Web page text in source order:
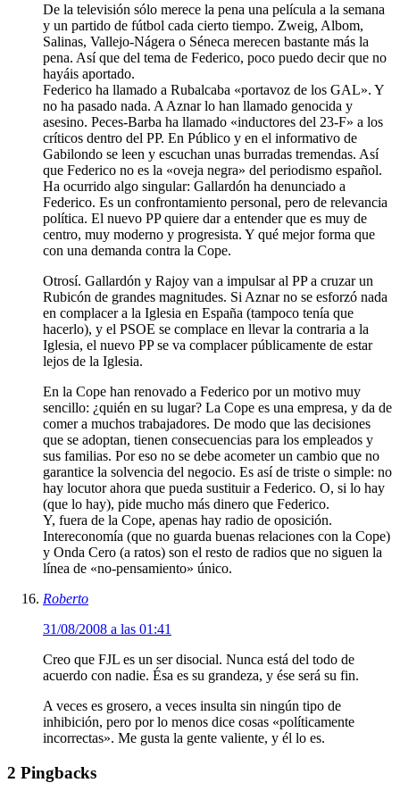
De la televisión sólo merece la pena una película a la semana
y un partido de fútbol cada cierto tiempo. Zweig, Albom,
Salinas, Vallejo-Nágera o Séneca merecen bastante más la
pena. Así que del tema de Federico, poco puedo decir que no
hayáis aportado.
Federico ha llamado a Rubalcaba «portavoz de los GAL». Y
no ha pasado nada. A Aznar lo han llamado genocida y
asesino. Peces-Barba ha llamado «inductores del 23-F» a los
críticos dentro del PP. En Público y en el informativo de
Gabilondo se leen y escuchan unas burradas tremendas. Así
que Federico no es la «oveja negra» del periodismo español.
Ha ocurrido algo singular: Gallardón ha denunciado a
Federico. Es un confrontamiento personal, pero de relevancia
política. El nuevo PP quiere dar a entender que es muy de
centro, muy moderno y progresista. Y qué mejor forma que
con una demanda contra la Cope.
Otrosí. Gallardón y Rajoy van a impulsar al PP a cruzar un
Rubicón de grandes magnitudes. Si Aznar no se esforzó nada
en complacer a la Iglesia en España (tampoco tenía que
hacerlo), y el PSOE se complace en llevar la contraria a la
Iglesia, el nuevo PP se va complacer públicamente de estar
lejos de la Iglesia.
En la Cope han renovado a Federico por un motivo muy
sencillo: ¿quién en su lugar? La Cope es una empresa, y da de
comer a muchos trabajadores. De modo que las decisiones
que se adoptan, tienen consecuencias para los empleados y
sus familias. Por eso no se debe acometer un cambio que no
garantice la solvencia del negocio. Es así de triste o simple: no
hay locutor ahora que pueda sustituir a Federico. O, si lo hay
(que lo hay), pide mucho más dinero que Federico.
Y, fuera de la Cope, apenas hay radio de oposición.
Intereconomía (que no guarda buenas relaciones con la Cope)
y Onda Cero (a ratos) son el resto de radios que no siguen la
línea de «no-pensamiento» único.
Roberto
31/08/2008 a las 01:41
Creo que FJL es un ser disocial. Nunca está del todo de
acuerdo con nadie. Ésa es su grandeza, y ése será su fin.
A veces es grosero, a veces insulta sin ningún tipo de
inhibición, pero por lo menos dice cosas «políticamente
incorrectas». Me gusta la gente valiente, y él lo es.
2 Pingbacks